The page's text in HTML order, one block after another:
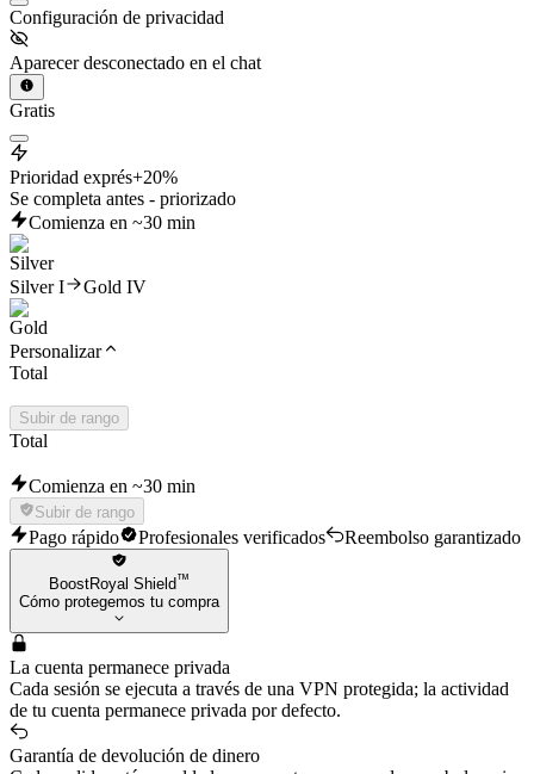
Configuración de privacidad
Aparecer desconectado en el chat
Gratis
Prioridad exprés+20%
Se completa antes - priorizado
Comienza en ~30 min
Silver I Gold IV
Personalizar
Total
Subir de rango
Total
Comienza en ~30 min
Subir de rango
Pago rápido Profesionales verificados Reembolso garantizado
BoostRoyal Shield™
Cómo protegemos tu compra
La cuenta permanece privada
Cada sesión se ejecuta a través de una VPN protegida; la actividad
de tu cuenta permanece privada por defecto.
Garantía de devolución de dinero